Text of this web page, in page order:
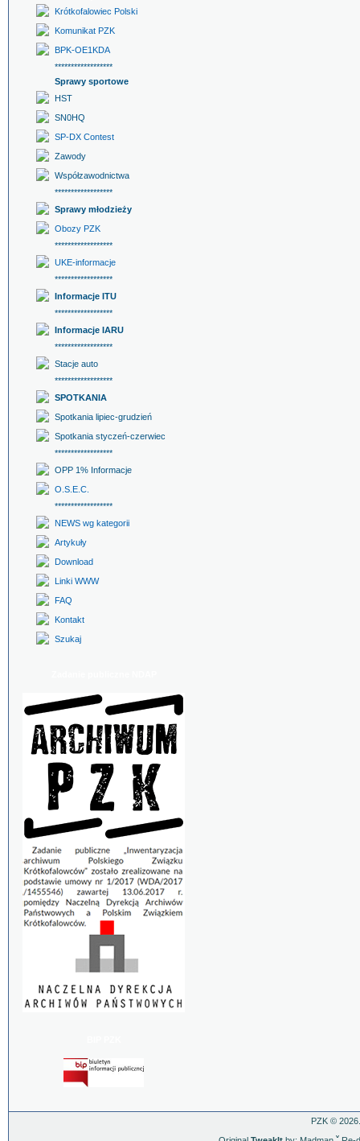
Krótkofalowiec Polski
Komunikat PZK
BPK-OE1KDA
******************
Sprawy sportowe
HST
SN0HQ
SP-DX Contest
Zawody
Współzawodnictwa
******************
Sprawy młodzieży
Obozy PZK
******************
UKE-informacje
******************
Informacje ITU
******************
Informacje IARU
******************
Stacje auto
******************
SPOTKANIA
Spotkania lipiec-grudzień
Spotkania styczeń-czerwiec
******************
OPP 1% Informacje
O.S.E.C.
******************
NEWS wg kategorii
Artykuły
Download
Linki WWW
FAQ
Kontakt
Szukaj
PZK ©